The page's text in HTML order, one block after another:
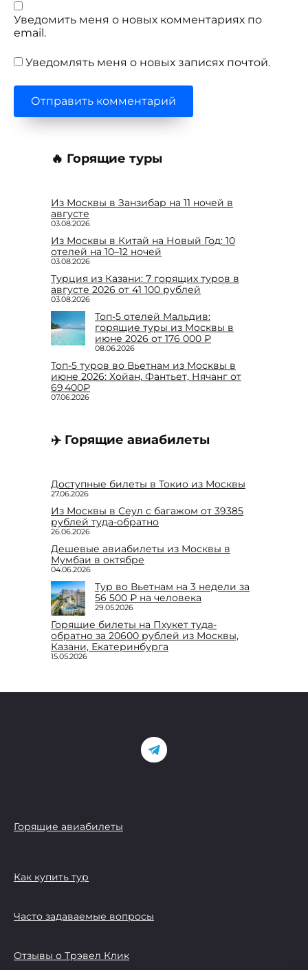
Уведомить меня о новых комментариях по
email.
Уведомлять меня о новых записях почтой.
🔥 Горящие туры
Из Москвы в Занзибар на 11 ночей в
августе
03.08.2026
Из Москвы в Китай на Новый Год: 10
отелей на 10–12 ночей
03.08.2026
Турция из Казани: 7 горящих туров в
августе 2026 от 41 100 рублей
03.08.2026
Топ-5 отелей Мальдив:
горящие туры из Москвы в
июне 2026 от 176 000 ₽
08.06.2026
Топ-5 туров во Вьетнам из Москвы в
июне 2026: Хойан, Фантьет, Нячанг от
69 400₽
07.06.2026
✈️ Горящие авиабилеты
Доступные билеты в Токио из Москвы
27.06.2026
Из Москвы в Сеул с багажом от 39385
рублей туда-обратно
26.06.2026
Дешевые авиабилеты из Москвы в
Мумбаи в октябре
04.06.2026
Тур во Вьетнам на 3 недели за
56 500 ₽ на человека
29.05.2026
Горящие билеты на Пхукет туда-
обратно за 20600 рублей из Москвы,
Казани, Екатеринбурга
15.05.2026
Горящие авиабилеты
Как купить тур
Часто задаваемые вопросы
Отзывы о Трэвел Клик